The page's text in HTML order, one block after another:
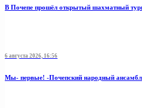
В Почепе прошёл открытый шахматный
6 августа 2026, 16:56
Мы- первые! -Почепский народный